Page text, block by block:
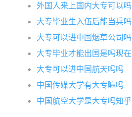
外国人来上国内大专可以吗
大专毕业生入伍后能当兵吗
大专可以进中国烟草公司吗
大专毕业才能出国是吗现在
大专可以进中国航天吗吗
中国传媒大学有大专嘛吗
中国航空大学是大专吗知乎